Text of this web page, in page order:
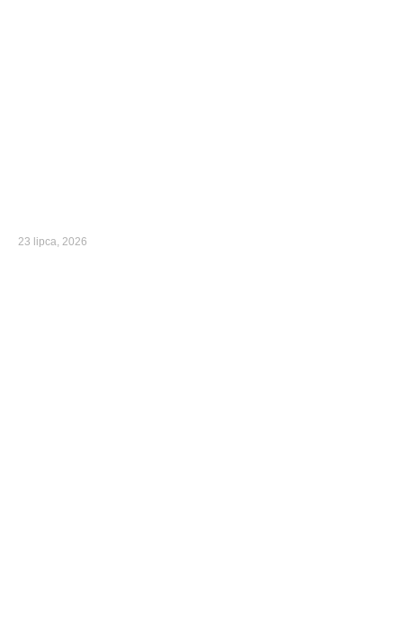
23 lipca, 2026